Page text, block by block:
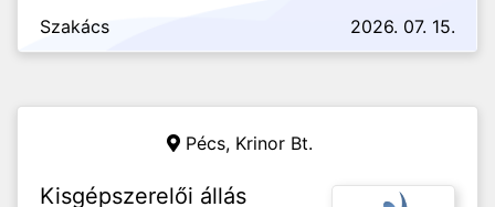
Szakács 2026. 07. 15.
Pécs, Krinor Bt.
Kisgépszerelői állás